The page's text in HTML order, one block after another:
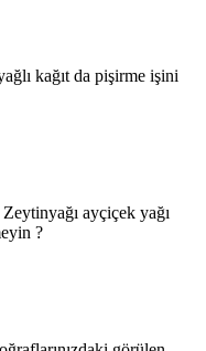
kağıt da pişirme işini
ayçiçek yağı
?